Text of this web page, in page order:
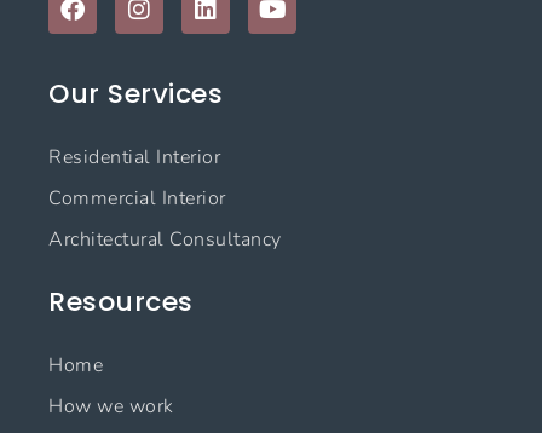
a
c
b
k
n
s
a
r
a
m
i
n
e
n
o
u
Our Services
Residential Interior
Commercial Interior
Architectural Consultancy
Resources
Home
How we work